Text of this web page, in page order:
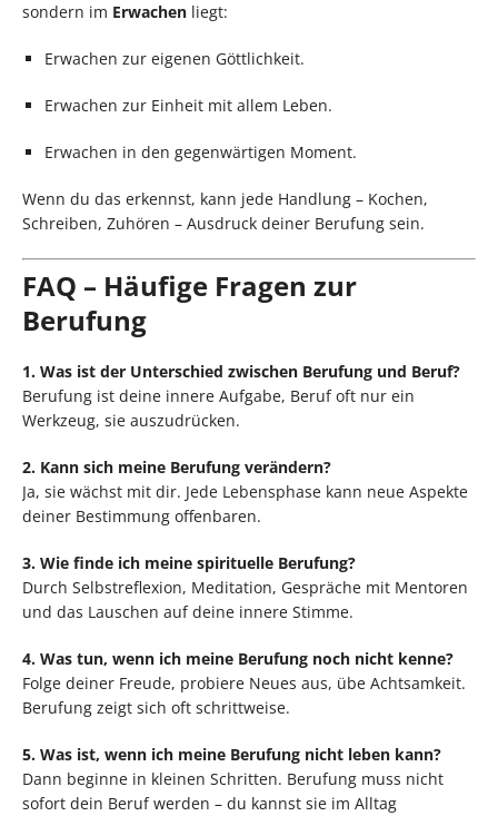
sondern im Erwachen liegt:
Erwachen zur eigenen Göttlichkeit.
Erwachen zur Einheit mit allem Leben.
Erwachen in den gegenwärtigen Moment.
Wenn du das erkennst, kann jede Handlung – Kochen,
Schreiben, Zuhören – Ausdruck deiner Berufung sein.
FAQ – Häufige Fragen zur
Berufung
1. Was ist der Unterschied zwischen Berufung und Beruf?
Berufung ist deine innere Aufgabe, Beruf oft nur ein
Werkzeug, sie auszudrücken.
2. Kann sich meine Berufung verändern?
Ja, sie wächst mit dir. Jede Lebensphase kann neue Aspekte
deiner Bestimmung offenbaren.
3. Wie finde ich meine spirituelle Berufung?
Durch Selbstreflexion, Meditation, Gespräche mit Mentoren
und das Lauschen auf deine innere Stimme.
4. Was tun, wenn ich meine Berufung noch nicht kenne?
Folge deiner Freude, probiere Neues aus, übe Achtsamkeit.
Berufung zeigt sich oft schrittweise.
5. Was ist, wenn ich meine Berufung nicht leben kann?
Dann beginne in kleinen Schritten. Berufung muss nicht
sofort dein Beruf werden – du kannst sie im Alltag